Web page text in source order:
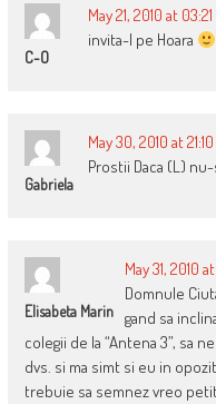
C-O
May 21, 2010 at 03:21
invita-l pe Hoara
Gabriela
May 30, 2010 at 21:10
Prostii Daca (L)
Elisabeta Marin
May 31, 2010 at
Domnule
gand sa
colegii de la “Antena 3”, sa
dvs. si ma simt si eu in
trebuie sa semnez vreo